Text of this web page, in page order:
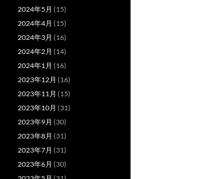
2024年5月 (15)
2024年4月 (15)
2024年3月 (16)
2024年2月 (14)
2024年1月 (16)
2023年12月 (16)
2023年11月 (15)
2023年10月 (31)
2023年9月 (30)
2023年8月 (31)
2023年7月 (31)
2023年6月 (30)